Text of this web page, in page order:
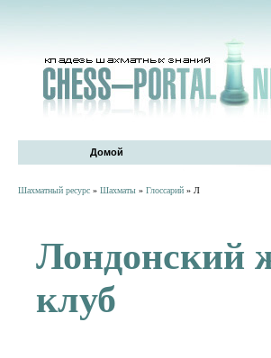
Домой
Шахматный ресурс » Шахматы » Глоссарий » Л
Лондонский
клуб